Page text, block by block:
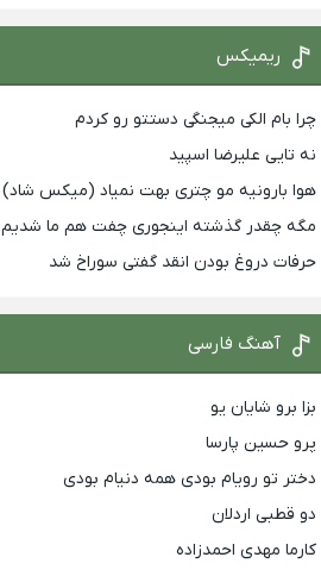
ریمیکس
چرا بام الکی میجنگی دستتو رو کردم
نه تایی علیرضا اسپید
هوا بارونیه مو چتری بهت نمیاد (میکس شاد)
مگه چقدر گذشته اینجوری چفت هم ما شدیم
حرفات دروغ بودن انقد گفتی سوراخ شد
آهنگ فارسی
بزا برو شایان یو
پرو حسین پارسا
دختر تو رویام بودی همه دنیام بودی
دو قطبی اردلان
کارما مهدی احمدزاده